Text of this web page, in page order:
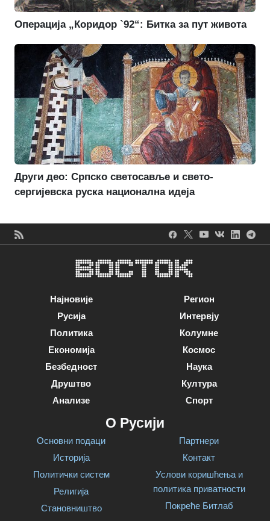
Операција „Коридор `92“: Битка за пут живота
Други део: Српско светосавље и свето-
сергијевска руска национална идеја
Најновије
Русија
Политика
Економија
Безбедност
Друштво
Анализе
Регион
Интервју
Колумне
Космос
Наука
Култура
Спорт
О Русији
Основни подаци
Историја
Политички систем
Религија
Становништво
Партнери
Контакт
Услови коришћења и
политика приватности
Покреће Битлаб